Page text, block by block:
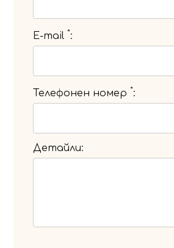
E-mail *
Телефонен номер *
Детайли